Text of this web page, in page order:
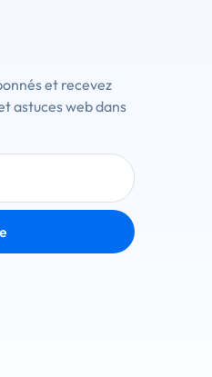
et recevez
astuces web dans